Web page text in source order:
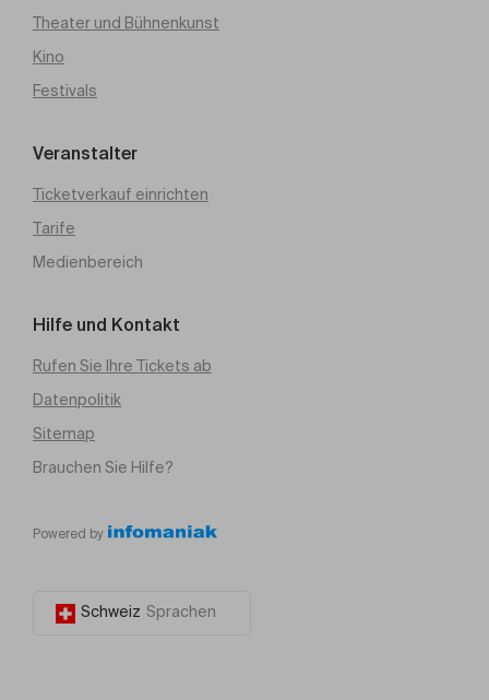
Theater und Bühnenkunst
Kino
Festivals
Veranstalter
Ticketverkauf einrichten
Tarife
Medienbereich
Hilfe und Kontakt
Rufen Sie Ihre Tickets ab
Datenpolitik
Sitemap
Brauchen Sie Hilfe?
Powered by
Schweiz Sprachen